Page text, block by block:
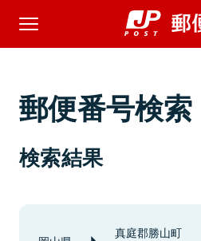
郵便番号検索
検索結果
真庭郡勝山町